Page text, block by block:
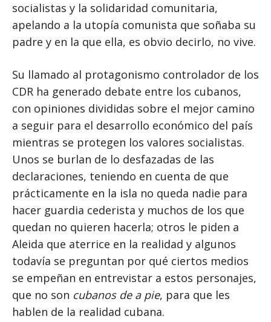
socialistas y la solidaridad comunitaria,
apelando a la utopía comunista que soñaba su
padre y en la que ella, es obvio decirlo, no vive.
Su llamado al protagonismo controlador de los
CDR ha generado debate entre los cubanos,
con opiniones divididas sobre el mejor camino
a seguir para el desarrollo económico del país
mientras se protegen los valores socialistas.
Unos se burlan de lo desfazadas de las
declaraciones, teniendo en cuenta de que
prácticamente en la isla no queda nadie para
hacer guardia cederista y muchos de los que
quedan no quieren hacerla; otros le piden a
Aleida que aterrice en la realidad y algunos
todavía se preguntan por qué ciertos medios
se empeñan en entrevistar a estos personajes,
que no son cubanos de a pie, para que les
hablen de la realidad cubana.